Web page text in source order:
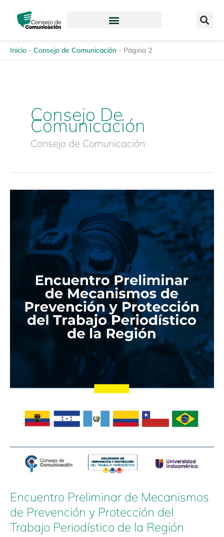
contenido
Inicio - Consejo de Comunicación - Página 2
Consejo De
Comunicación
Consejo de Comunicación
Encuentro Preliminar de Mecanismos
de Prevención y Protección del
Trabajo Periodístico de la Región
Encuentro
Mecanismos
Prevención
Periodístico